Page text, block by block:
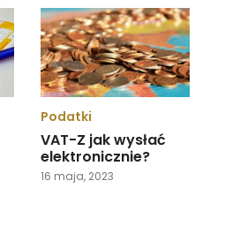
Podatki
VAT-Z jak wysłać
elektronicznie?
16 maja, 2023